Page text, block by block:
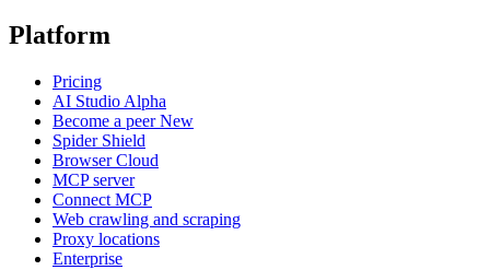
Platform
Pricing
AI Studio Alpha
Become a peerNew
Spider Shield
Browser Cloud
MCP server
Connect MCP
Web crawling and scraping
Proxy locations
Enterprise